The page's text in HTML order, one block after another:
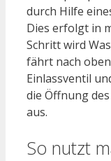
durch Hilfe
Dies erfolgt in
Schritt wird
fährt nach
Einlassventil
die Öffnung
aus.
So nutzt